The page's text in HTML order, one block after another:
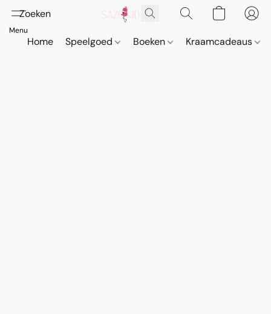
Home Speelgoed Boeken Kraamcadeaus